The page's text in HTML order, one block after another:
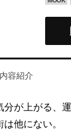
内容紹介
分が上がる、
他にない。